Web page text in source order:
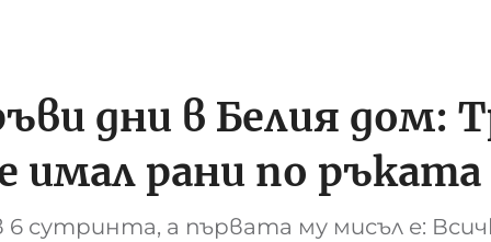
дни в Белия дом:
имал рани по ръката
сутринта, а първата му мисъл е: